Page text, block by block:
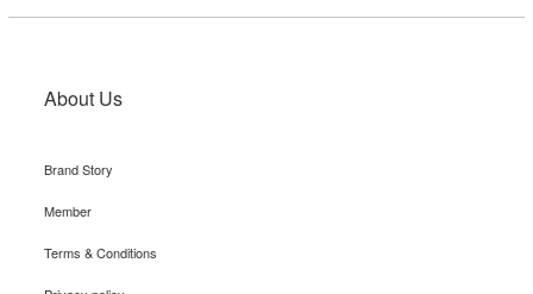
About Us
Brand Story
Member
Terms & Conditions